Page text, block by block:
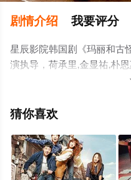
剧情介绍 我要评分
星辰影院韩国剧《玛丽和古
演执导，荷承里,金显祐,朴
剧，手机免费观看高清未删
网等平台了解。
猜你喜欢